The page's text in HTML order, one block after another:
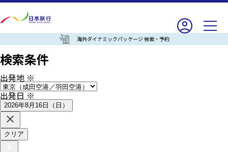
海外ダイナミックパッケージ 検索・予約
検索条件
出発地 ※
出発日※
2026年8月16日（日）
クリア